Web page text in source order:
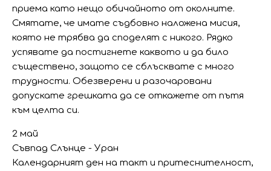
приема като нещо обичайното от околните.
Смятате, че имате съдбовно наложена мисия,
която не трябва да споделят с никого. Рядко
успявате да постигнете каквото и да било
съществено, защото се сблъсквате с много
трудности. Обезверени и разочаровани
допускате грешката да се откажете от пътя
към целта си.
2 май
Съвпад Слънце - Уран
Календарният ден на такт и притеснителност,